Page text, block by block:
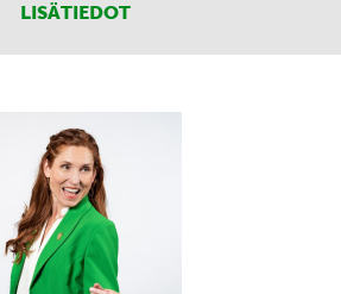
LISÄTIEDOT